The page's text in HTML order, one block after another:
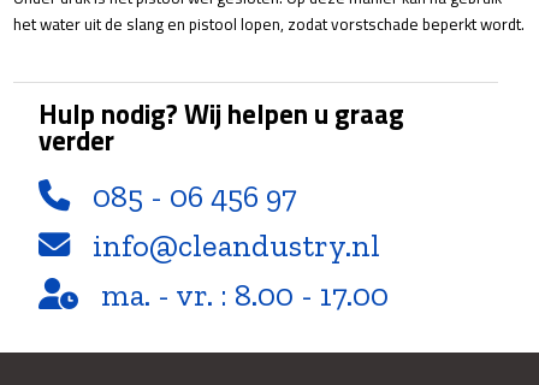
het water uit de slang en pistool lopen, zodat vorstschade beperkt wordt.
Hulp nodig? Wij helpen u graag
verder
085 - 06 456 97
info@cleandustry.nl
ma. - vr. : 8.00 - 17.00